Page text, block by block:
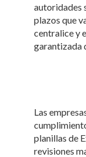
autoridades
plazos que
centralice y
garantizada
Las
planillas de
revisiones